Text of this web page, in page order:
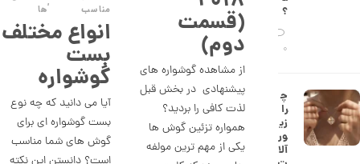
(قسمت
دوم)
از مشاهده گوشواره ­های
پیشنهادی در بخش قبل
لذت کافی را بردید؟
همواره تزئین گوش­ ها
یکی از مهم ­ترین مولفه
مناسب
,ها
انواع مختلف
بست
گوشواره
آیا می دانید که چه نوع
بست گوشواره ای برای
گوش های شما مناسب
؟
0
چ
را
زی
ور
آلا
ل
ع
ی
ک
8
8
9
2